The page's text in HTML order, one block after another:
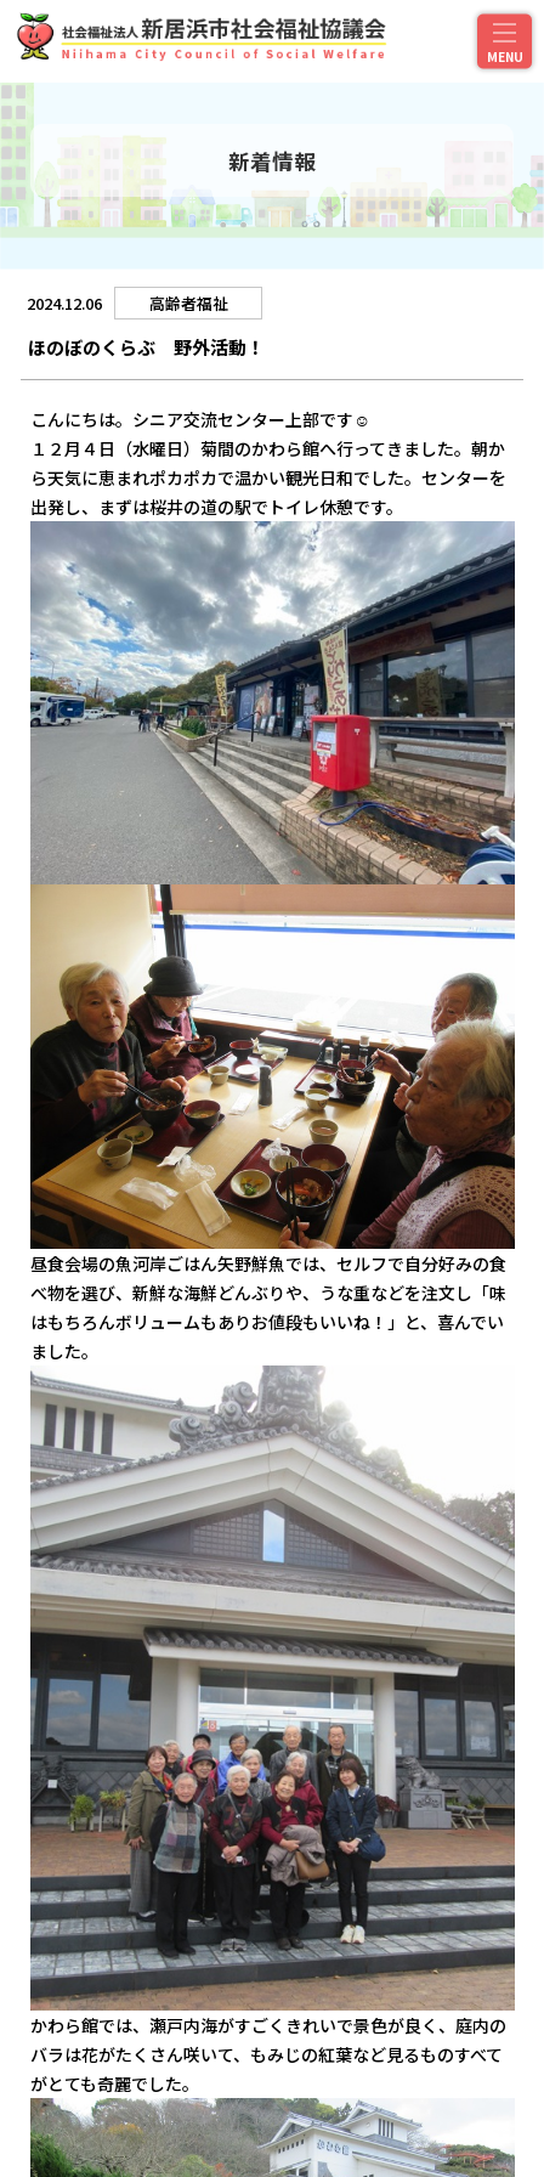
新着情報
2024.12.06 高齢者福祉
ほのぼのくらぶ 野外活動！
こんにちは。シニア交流センター上部です☺
１２月４日（水曜日）菊間のかわら館へ行ってきました。朝か
ら天気に恵まれポカポカで温かい観光日和でした。センターを
出発し、まずは桜井の道の駅でトイレ休憩です。
昼食会場の魚河岸ごはん矢野鮮魚では、セルフで自分好みの食
べ物を選び、新鮮な海鮮どんぶりや、うな重などを注文し「味
はもちろんボリュームもありお値段もいいね！」と、喜んでい
ました。
かわら館では、瀬戸内海がすごくきれいで景色が良く、庭内の
バラは花がたくさん咲いて、もみじの紅葉など見るものすべて
がとても奇麗でした。